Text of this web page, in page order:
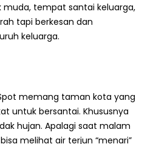
muda, tempat santai keluarga,
tapi berkesan dan
keluarga.
memang taman kota yang
untuk bersantai. Khususnya
hujan. Apalagi saat malam
melihat air terjun “menari”